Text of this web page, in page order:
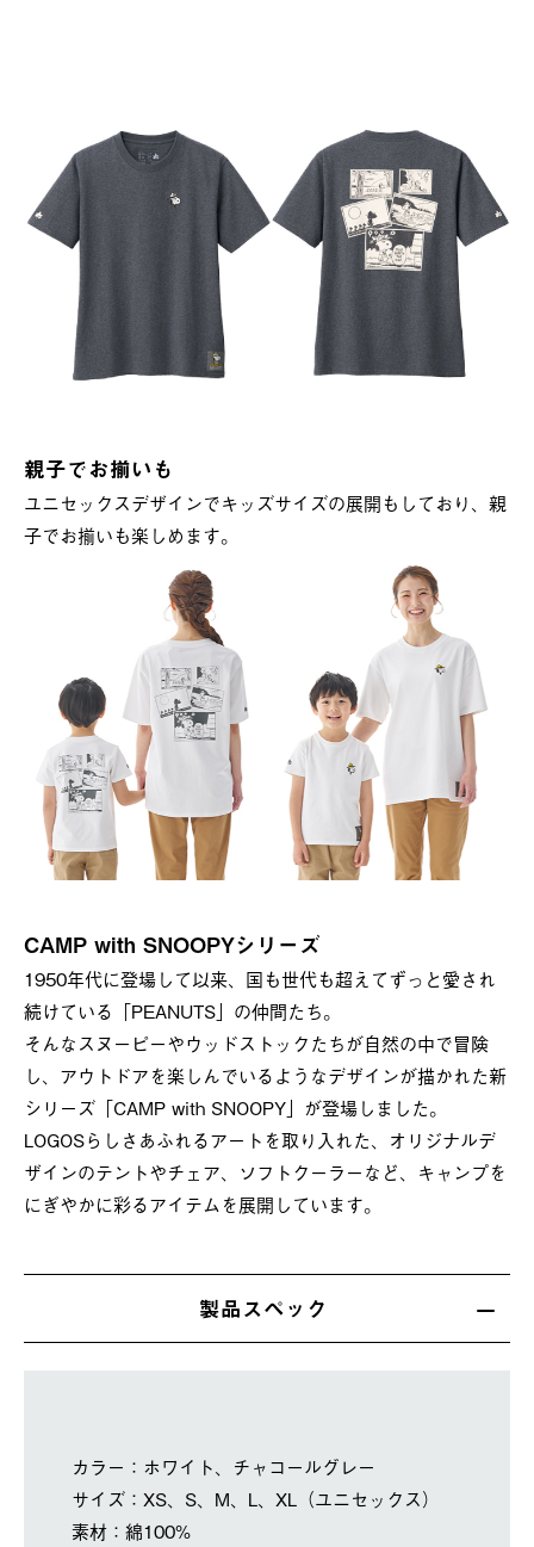
親子でお揃いも
ユニセックスデザインでキッズサイズの展開もしており、親
子でお揃いも楽しめます。
CAMP with SNOOPYシリーズ
1950年代に登場して以来、国も世代も超えてずっと愛され
続けている「PEANUTS」の仲間たち。
そんなスヌーピーやウッドストックたちが自然の中で冒険
し、アウトドアを楽しんでいるようなデザインが描かれた新
シリーズ「CAMP with SNOOPY」が登場しました。
LOGOSらしさあふれるアートを取り入れた、オリジナルデ
ザインのテントやチェア、ソフトクーラーなど、キャンプを
にぎやかに彩るアイテムを展開しています。
製品スペック
カラー：ホワイト、チャコールグレー
サイズ：XS、S、M、L、XL（ユニセックス）
素材：綿100%